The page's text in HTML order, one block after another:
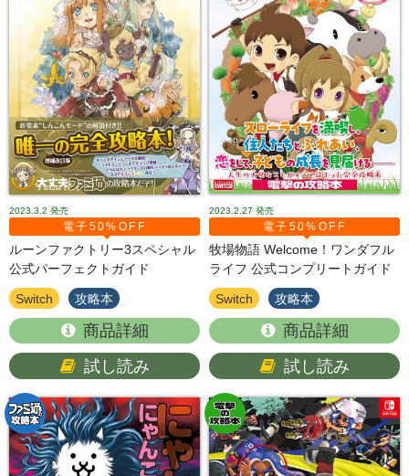
2023.3.2 発売
電子50%OFF
ルーンファクトリー3スペシャル
公式パーフェクトガイド
Switch 攻略本
商品詳細
試し読み
2023.2.27 発売
電子50%OFF
牧場物語 Welcome！ワンダフル
ライフ 公式コンプリートガイド
Switch 攻略本
商品詳細
試し読み